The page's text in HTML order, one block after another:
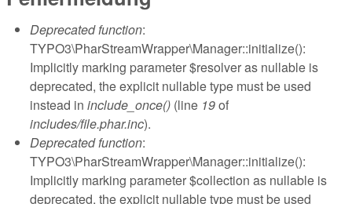
Deprecated function:
TYPO3\PharStreamWrapper\Manager::initialize():
Implicitly marking parameter $resolver as nullable is
deprecated, the explicit nullable type must be used
instead in include_once() (line 19of
includes/file.phar.inc).
Deprecated function:
TYPO3\PharStreamWrapper\Manager::initialize():
Implicitly marking parameter $collection as nullable is
deprecated, the explicit nullable type must be used